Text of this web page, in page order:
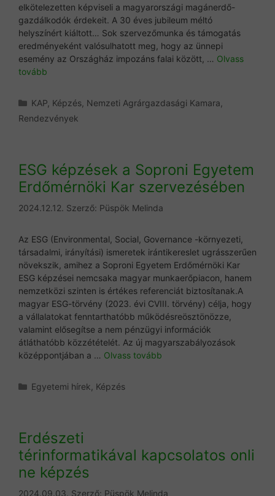
elkötelezetten képviseli a magyarországi magánerdő-
gazdálkodók érdekeit. A 30 éves jubileum méltó
helyszínért kiáltott… Sok szervezőmunka és támogatás
eredményeként valósulhatott meg, hogy az ünnepi
esemény az Országház impozáns falai között, … Olvass
tovább
Kategória
KAP Képzés Nemzeti Agrárgazdasági Kamara
Rendezvények
ESG képzések a Soproni Egyetem
Erdőmérnöki Kar szervezésében
2024.12.12. Szerző: Püspök Melinda
Az ESG (Environmental, Social, Governance -környezeti,
társadalmi, irányítási) ismeretek irántikereslet ugrásszerűen
növekszik, amihez a Soproni Egyetem Erdőmérnöki Kar
ESG képzései nemcsaka magyar munkaerőpiacon, hanem
nemzetközi szinten is értékes referenciát biztosítanak.A
magyar ESG-törvény (2023. évi CVIII. törvény) célja, hogy
a vállalatokat fenntarthatóbb működésreösztönözze,
valamint elősegítse a nem pénzügyi információk
átláthatóbb közzétételét. Az új magyarszabályozások
középpontjában a … Olvass tovább
Kategória
Egyetemi hírek Képzés
Erdészeti
térinformatikával kapcsolatos onli
ne képzés
2024.09.03. Szerző: Püspök Melinda